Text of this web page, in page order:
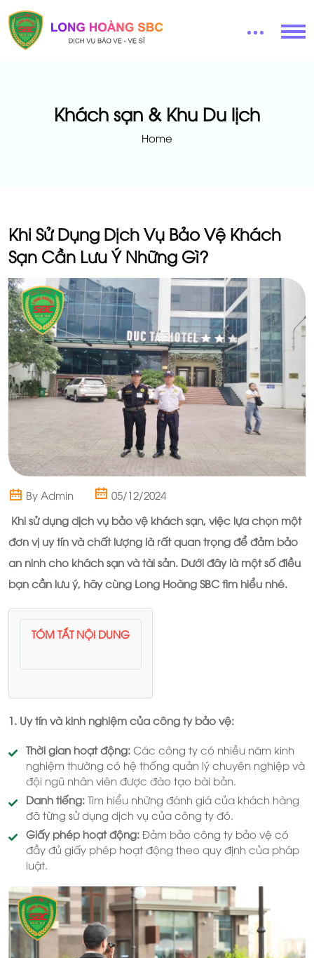
Khách sạn & Khu Du lịch
Home
Khi Sử Dụng Dịch Vụ Bảo Vệ Khách
Sạn Cần Lưu Ý Những Gì?
By Admin
05/12/2024
Khi sử dụng dịch vụ bảo vệ khách sạn, việc lựa chọn một
đơn vị uy tín và chất lượng là rất quan trọng để đảm bảo
an ninh cho khách sạn và tài sản. Dưới đây là một số điều
bạn cần lưu ý, hãy cùng Long Hoàng SBC tìm hiểu nhé.
TÓM TẮT NỘI DUNG
1. Uy tín và kinh nghiệm của công ty bảo vệ:
Thời gian hoạt động: Các công ty có nhiều năm kinh
nghiệm thường có hệ thống quản lý chuyên nghiệp và
đội ngũ nhân viên được đào tạo bài bản.
Danh tiếng: Tìm hiểu những đánh giá của khách hàng
đã từng sử dụng dịch vụ của công ty đó.
Giấy phép hoạt động: Đảm bảo công ty bảo vệ có
đầy đủ giấy phép hoạt động theo quy định của pháp
luật.